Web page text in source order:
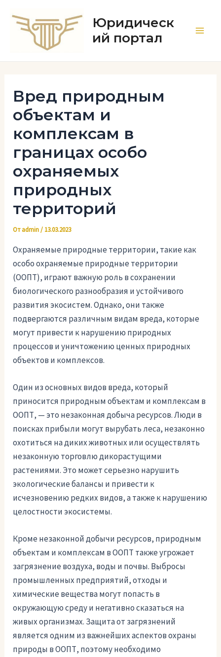
содержимому
Юридическ
ий портал
Вред природным
объектам и
комплексам в
границах особо
охраняемых
природных
территорий
Отadmin/ 13.03.2023
Охраняемые природные территории, такие как
особо охраняемые природные территории
(ООПТ), играют важную роль в сохранении
биологического разнообразия и устойчивого
развития экосистем. Однако, они также
подвергаются различным видам вреда, которые
могут привести к нарушению природных
процессов и уничтожению ценных природных
объектов и комплексов.
Один из основных видов вреда, который
приносится природным объектам и комплексам в
ООПТ, — это незаконная добыча ресурсов. Люди в
поисках прибыли могут вырубать леса, незаконно
охотиться на диких животных или осуществлять
незаконную торговлю дикорастущими
растениями. Это может серьезно нарушить
экологические балансы и привести к
исчезновению редких видов, а также к нарушению
целостности экосистемы.
Кроме незаконной добычи ресурсов, природным
объектам и комплексам в ООПТ также угрожает
загрязнение воздуха, воды и почвы. Выбросы
промышленных предприятий, отходы и
химические вещества могут попасть в
окружающую среду и негативно сказаться на
живых организмах. Защита от загрязнений
является одним из важнейших аспектов охраны
природы в ООПТ, поэтому необходимо